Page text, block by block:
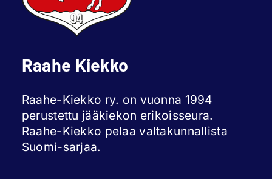
Raahe Kiekko
Raahe-Kiekko ry. on vuonna 1994
perustettu jääkiekon erikoisseura.
Raahe-Kiekko pelaa valtakunnallista
Suomi-sarjaa.